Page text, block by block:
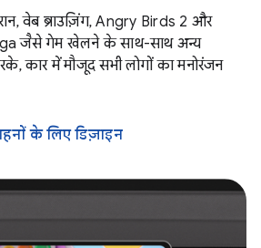
वेब ब्राउज़िंग, Angry Birds 2 और
जैसे गेम खेलने के साथ-साथ अन्य
कार में मौजूद सभी लोगों का मनोरंजन
के लिए डिज़ाइन